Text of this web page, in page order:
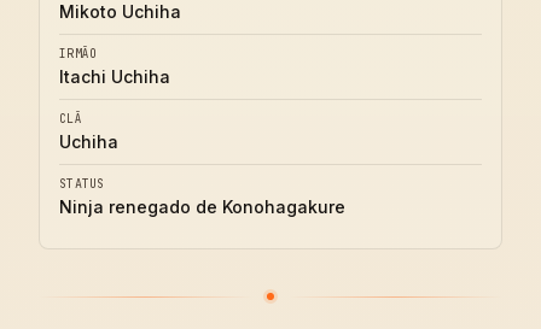
Mikoto Uchiha
IRMÃO
Itachi Uchiha
CLÃ
Uchiha
STATUS
Ninja renegado de Konohagakure